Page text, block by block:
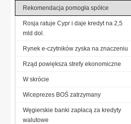
Rekomendacja pomogła spółce
Rosja ratuje Cypr i daje kredyt na 2,5
mld dol.
Rynek e-czytników zyska na znaczeniu
Rząd powiększa strefy ekonomiczne
W skrócie
Wiceprezes BOŚ zatrzymany
Węgierskie banki zapłacą za kredyty
walutowe